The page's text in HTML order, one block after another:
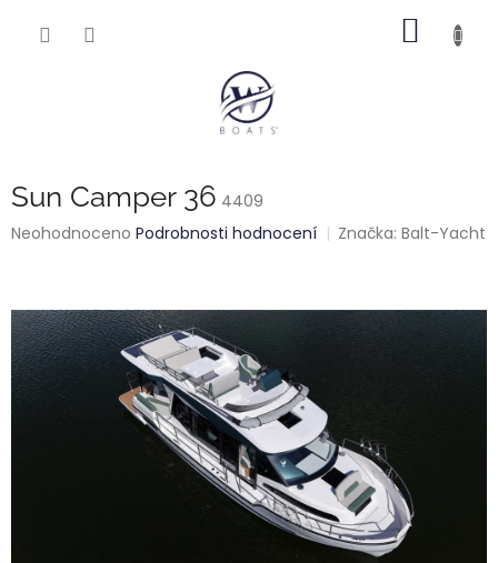
Sun Camper 36 4409
Průměrné
0,0
z
5
hvězdiček.
Neohodnoceno Podrobnosti hodnocení Značka:Balt-Yacht